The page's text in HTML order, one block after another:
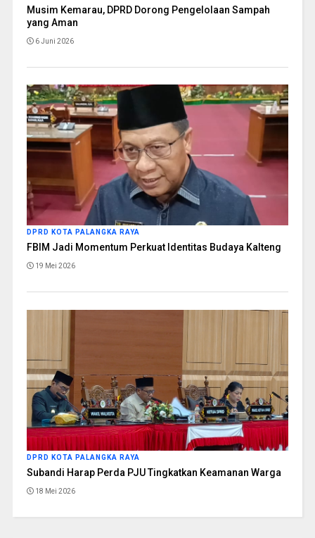
Musim Kemarau, DPRD Dorong Pengelolaan Sampah
yang Aman
6 Juni 2026
DPRD KOTA PALANGKA RAYA
FBIM Jadi Momentum Perkuat Identitas Budaya Kalteng
19 Mei 2026
DPRD KOTA PALANGKA RAYA
Subandi Harap Perda PJU Tingkatkan Keamanan Warga
18 Mei 2026